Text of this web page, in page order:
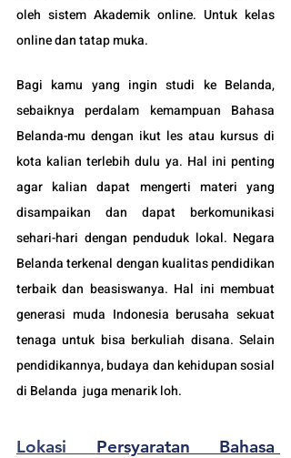
oleh sistem Akademik online. Untuk kelas
online dan tatap muka.
Bagi kamu yang ingin studi ke Belanda,
sebaiknya perdalam kemampuan Bahasa
Belanda-mu dengan ikut les atau kursus di
kota kalian terlebih dulu ya. Hal ini penting
agar kalian dapat mengerti materi yang
disampaikan dan dapat berkomunikasi
Belanda terkenal dengan kualitas pendidikan
terbaik dan beasiswanya. Hal ini membuat
generasi muda Indonesia berusaha sekuat
tenaga untuk bisa berkuliah disana. Selain
pendidikannya, budaya dan kehidupan sosial
di Belanda  juga menarik loh.
Lokasi Persyaratan Bahasa